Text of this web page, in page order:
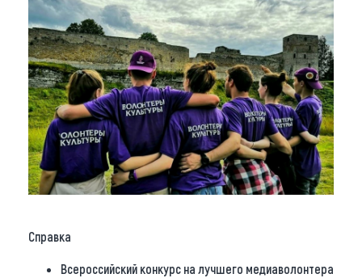
Справка
Всероссийский конкурс на лучшего медиаволонтера